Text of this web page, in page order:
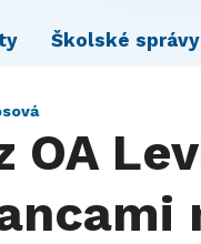
Školské správy
OA